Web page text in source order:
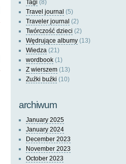
Tagi (8)
Travel journal (5)
Traveler journal (2)
Twórczość dzieci (2)
Wędrujące albumy (13)
Wiedza (21)
wordbook (1)
Z wierszem (13)
Zuźki buźki (10)
archiwum
January 2025
January 2024
December 2023
November 2023
October 2023